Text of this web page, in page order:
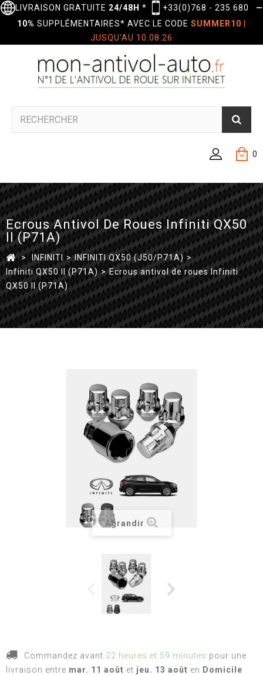
LIVRAISON GRATUITE 24/48H * +33(0)768 - 235 680
—
10% SUPPLÉMENTAIRES* AVEC LE CODE SUMMER10
JUSQU'AU 10.08.26
0
Ecrous Antivol De Roues Infiniti QX50
II (P71A)
> INFINITI > INFINITI QX50 (J50/P71A) >
Infiniti QX50 II (P71A) > Ecrous antivol de roues Infiniti
QX50 II (P71A)
Agrandir
Commandez avant 22 heures et 59 minutes pour une
livraison entre mar. 11 août et jeu. 13 août en Domicile